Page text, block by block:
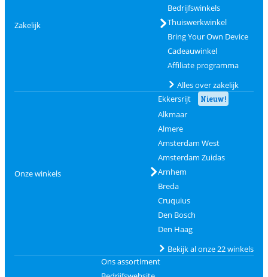
Zakelijk
Bedrijfswinkels
Thuiswerkwinkel
Bring Your Own Device
Cadeauwinkel
Affiliate programma
Alles over zakelijk
Onze winkels
Ekkersrijt Nieuw!
Alkmaar
Almere
Amsterdam West
Amsterdam Zuidas
Arnhem
Breda
Cruquius
Den Bosch
Den Haag
Bekijk al onze 22 winkels
Ons assortiment